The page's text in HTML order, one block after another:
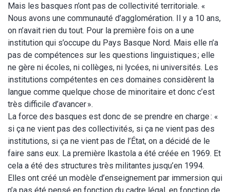
Mais les basques n’ont pas de collectivité territoriale. «
Nous avons une communauté d’agglomération. Il y a 10 ans,
on n’avait rien du tout. Pour la première fois on a une
institution qui s’occupe du Pays Basque Nord. Mais elle n’a
pas de compétences sur les questions linguistiques ; elle
ne gère ni écoles, ni collèges, ni lycées, ni universités. Les
institutions compétentes en ces domaines considèrent la
langue comme quelque chose de minoritaire et donc c’est
très difficile d’avancer ».
La force des basques est donc de se prendre en charge : «
si ça ne vient pas des collectivités, si ça ne vient pas des
institutions, si ça ne vient pas de l’État, on a décidé de le
faire sans eux. La première Ikastola a été créée en 1969. Et
cela a été des structures très militantes jusqu’en 1994.
Elles ont créé un modèle d’enseignement par immersion qui